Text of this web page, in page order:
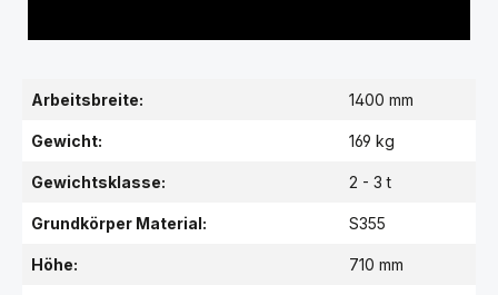
Arbeitsbreite: 1400 mm
Gewicht: 169 kg
Gewichtsklasse: 2 - 3 t
Grundkörper Material: S355
Höhe: 710 mm